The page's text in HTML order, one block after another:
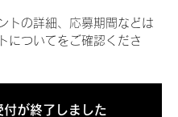
トの詳細、応募期間などは
についてをご確認くださ
付が終了しました